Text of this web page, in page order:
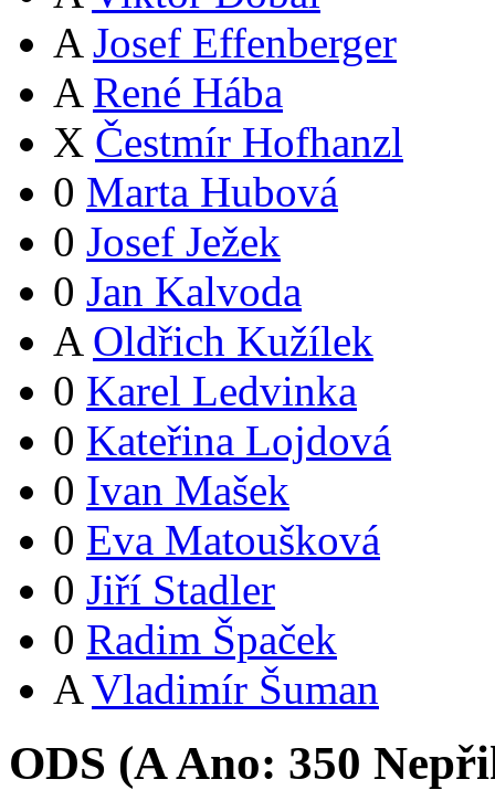
A Josef Effenberger
A René Hába
X Čestmír Hofhanzl
0 Marta Hubová
0 Josef Ježek
0 Jan Kalvoda
A Oldřich Kužílek
0 Karel Ledvinka
0 Kateřina Lojdová
0 Ivan Mašek
0 Eva Matoušková
0 Jiří Stadler
0 Radim Špaček
A Vladimír Šuman
ODS (AAno: 350